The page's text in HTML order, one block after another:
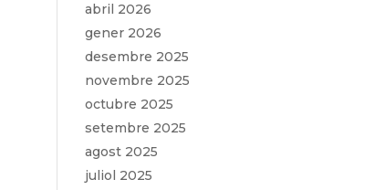
abril 2026
gener 2026
desembre 2025
novembre 2025
octubre 2025
setembre 2025
agost 2025
juliol 2025